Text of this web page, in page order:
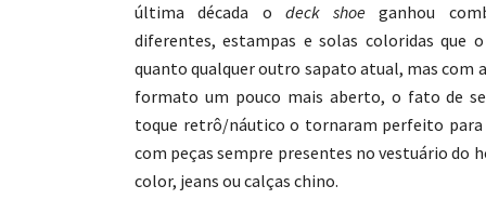
última década o deck shoe ganhou
diferentes, estampas e solas coloridas que
quanto qualquer outro sapato atual, mas com
formato um pouco mais aberto, o fato de
toque retrô/náutico o tornaram perfeito para
com peças sempre presentes no vestuário do
color, jeans ou calças chino.